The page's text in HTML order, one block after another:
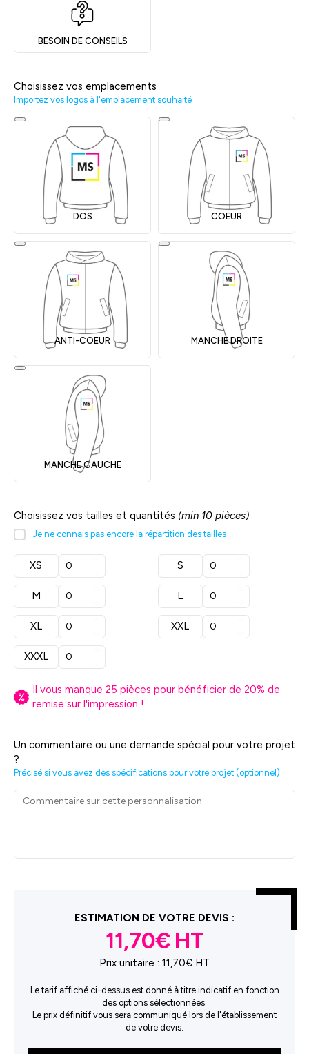
BESOIN DE CONSEILS
Choisissez vos emplacements
Importez vos logos à l'emplacement souhaité
DOS COEUR
ANTI-COEUR MANCHE DROITE
MANCHE GAUCHE
Choisissez vos tailles et quantités (min 10 pièces)
Je ne connais pas encore la répartition des tailles
XS S
M L
XL XXL
XXXL
Il vous manque 25 pièces pour bénéficier de 20% de
remise sur l'impression !
Un commentaire ou une demande spécial pour votre projet
?
Précisé si vous avez des spécifications pour votre projet (optionnel)
ESTIMATION DE VOTRE DEVIS :
11,70€
Prix unitaire : 11,70€ HT
Le tarif affiché ci-dessus est donné à titre indicatif en fonction
des options sélectionnées.
Le prix définitif vous sera communiqué lors de l'établissement
de votre devis.